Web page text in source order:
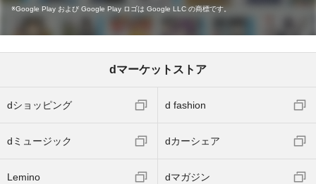
Google Play および Google Play ロゴは Google LLC の商標です。
dマーケットストア
dショッピング d fashion
dミュージック dカーシェア
Lemino dマガジン